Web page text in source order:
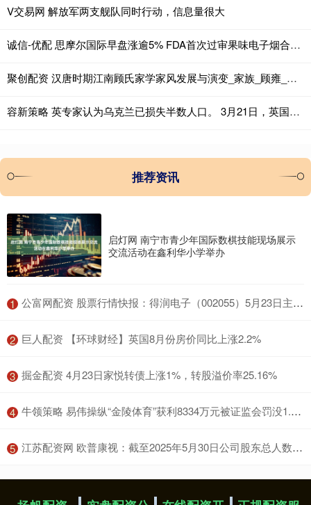
V交易网 解放军两支舰队同时行动，信息量很大
诚信-优配 思摩尔国际早盘涨逾5% FDA首次过审果味电子烟合规供应商有望显著受益
聚创配资 汉唐时期江南顾氏家学家风发展与演变_家族_顾雍_儒学
容新策略 英专家认为乌克兰已损失半数人口。 3月21日，英国《新政治家》杂志副
推荐资讯
启灯网 南宁市青少年国际数棋技能现场展示
交流活动在鑫利华小学举办
1 ​公富网配资 股票行情快报：得润电子（002055）5月23日主力资金净卖出354.20万元
2 ​巨人配资 【环球财经】英国8月份房价同比上涨2.2%
3 ​掘金配资 4月23日家悦转债上涨1%，转股溢价率25.16%
4 ​牛领策略 易伟操纵“金陵体育”获利8334万元被证监会罚没1.67亿元后起诉，二审败诉
5 ​江苏配资网 欧普康视：截至2025年5月30日公司股东总人数为63997户